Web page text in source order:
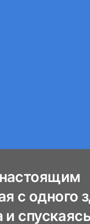
настоящим
с одного
и